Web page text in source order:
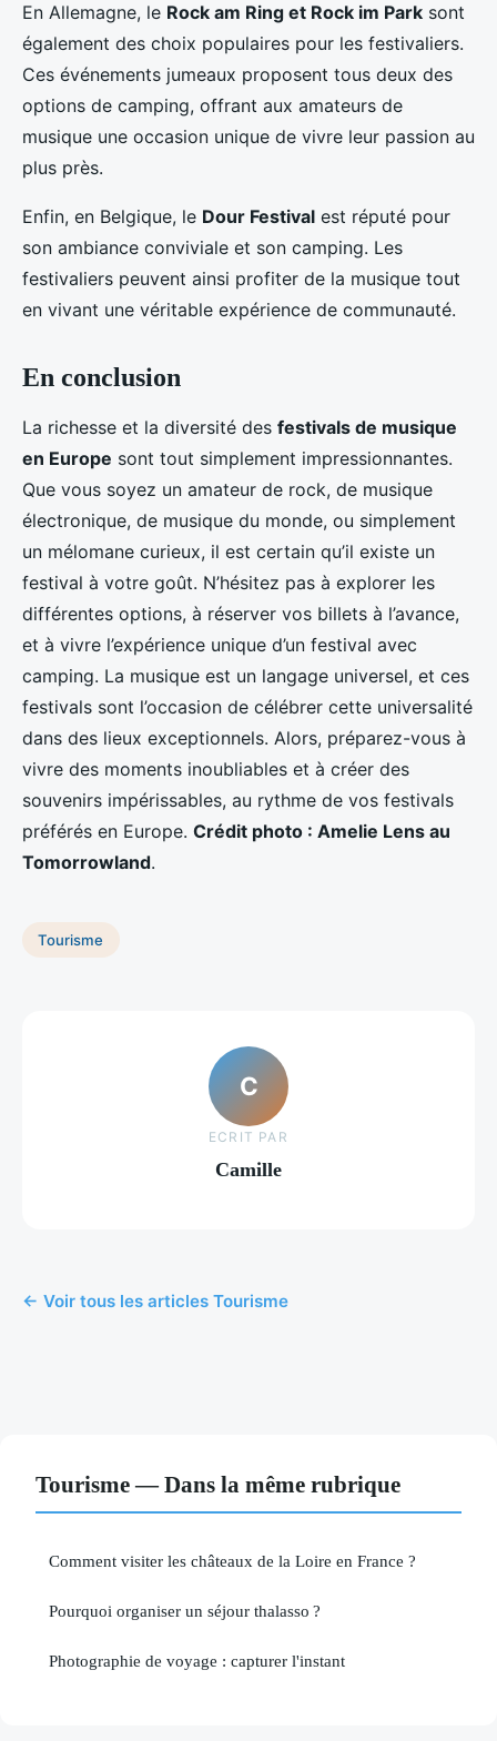
En Allemagne, le Rock am Ring et Rock im Park sont
également des choix populaires pour les festivaliers.
Ces événements jumeaux proposent tous deux des
options de camping, offrant aux amateurs de
musique une occasion unique de vivre leur passion au
plus près.
Enfin, en Belgique, le Dour Festival est réputé pour
son ambiance conviviale et son camping. Les
festivaliers peuvent ainsi profiter de la musique tout
en vivant une véritable expérience de communauté.
En conclusion
La richesse et la diversité des festivals de musique
en Europe sont tout simplement impressionnantes.
Que vous soyez un amateur de rock, de musique
électronique, de musique du monde, ou simplement
un mélomane curieux, il est certain qu’il existe un
festival à votre goût. N’hésitez pas à explorer les
différentes options, à réserver vos billets à l’avance,
et à vivre l’expérience unique d’un festival avec
camping. La musique est un langage universel, et ces
festivals sont l’occasion de célébrer cette universalité
dans des lieux exceptionnels. Alors, préparez-vous à
vivre des moments inoubliables et à créer des
souvenirs impérissables, au rythme de vos festivals
préférés en Europe. Crédit photo : Amelie Lens au
Tomorrowland.
Tourisme
C
ECRIT PAR
Camille
← Voir tous les articles Tourisme
Tourisme — Dans la même rubrique
Comment visiter les châteaux de la Loire en France ?
Pourquoi organiser un séjour thalasso ?
Photographie de voyage : capturer l'instant